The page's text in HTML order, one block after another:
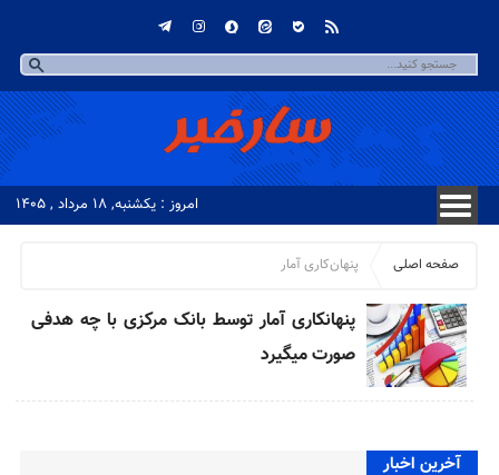
امروز : یکشنبه, ۱۸ مرداد , ۱۴۰۵
صفحه اصلی پنهان‌کاری آمار
پنهانکاری آمار توسط بانک مرکزی با چه هدفی
صورت میگیرد
آخرین اخبار